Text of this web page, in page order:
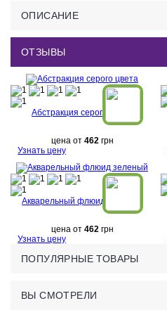
ОПИСАНИЕ
ОТЗЫВЫ
Абстракция серого цвета
цена от 462грн
Узнать цену
Акварельный флюид зеленый
цена от 462грн
Узнать цену
ПОПУЛЯРНЫЕ ТОВАРЫ
ВЫ СМОТРЕЛИ